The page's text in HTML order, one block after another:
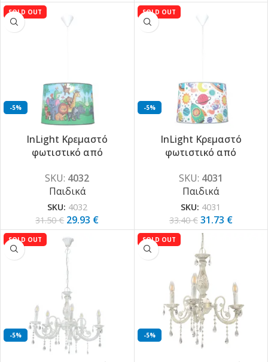
-5%
SOLD OUT
InLight Κρεμαστό
φωτιστικό από
λευκή ανάρτηση (4032)
SKU: 4032
Παιδικά
SKU: 4032
31.50€ 29.93 €
-5%
SOLD OUT
InLight Κρεμαστό
φωτιστικό από
λευκή ανάρτηση (4031)
SKU: 4031
Παιδικά
SKU: 4031
33.40€ 31.73 €
-5%
SOLD OUT
-5%
SOLD OUT